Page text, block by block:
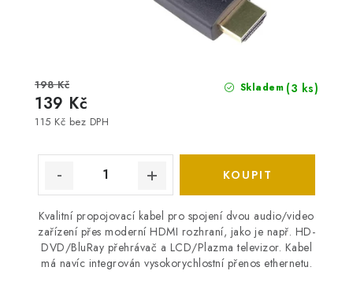
Skladem (3 ks)
115 Kč bez DPH
139 Kč
198 Kč
Kvalitní propojovací kabel pro spojení dvou audio/video
zařízení přes moderní HDMI rozhraní, jako je např. HD-
DVD/BluRay přehrávač a LCD/Plazma televizor. Kabel
má navíc integrován vysokorychlostní přenos ethernetu.